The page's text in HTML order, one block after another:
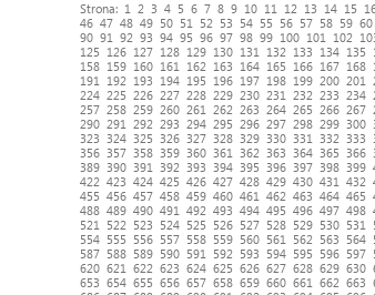
Strona: 1 2 3 4 5 6 7 8 9 10 11 12 13 14 15
46 47 48 49 50 51 52 53 54 55 56 57 58 59 60
90 91 92 93 94 95 96 97 98 99 100 101 102
125
126 127 128 129 130 131 132 133 134 135
158 159 160 161 162 163 164 165 166 167 168
191
192 193 194 195 196 197 198 199 200 201
224 225 226 227 228 229 230 231 232 233 234
257 258 259 260 261 262 263 264 265 266 267
290 291 292 293 294 295 296 297 298 299 300
323
324 325 326 327 328 329 330 331 332 333
356 357 358 359 360 361 362 363 364 365 366
389 390 391 392 393 394 395 396 397 398 399
422 423 424 425 426 427 428 429 430 431 432
455 456 457 458 459 460 461 462 463 464 465
488 489 490 491 492 493 494 495 496 497 498
521
522 523 524 525 526 527 528 529 530 531
554 555 556 557 558 559 560 561 562 563 564
587 588 589 590 591 592 593 594 595 596 597
620 621 622 623 624 625 626 627 628 629 630
653 654 655 656 657 658 659 660 661 662 663